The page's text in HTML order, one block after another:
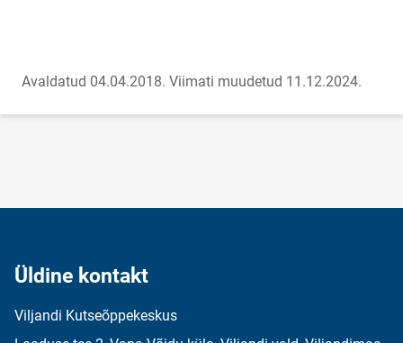
Avaldatud 04.04.2018. Viimati muudetud 11.12.2024.
Üldine kontakt
Viljandi Kutseõppekeskus